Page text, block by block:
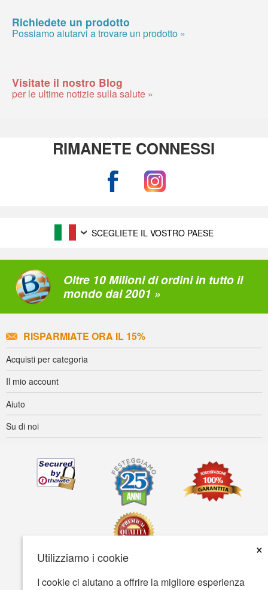
Utilizziamo i cookie
×
I cookie ci aiutano a offrire la migliore esperienza
Richiedete un prodotto
Possiamo aiutarvi a trovare un prodotto »
Visitate il nostro Blog
per le ultime notizie sulla salute »
RIMANETE CONNESSI
SCEGLIETE IL VOSTRO PAESE
Oltre 10 Milioni di ordini in tutto il
mondo dal 2001 »
RISPARMIATE ORA IL 15%
Acquisti per categoria
Il mio account
Aiuto
Su di noi
Accessibilità Termini d'uso Tutela della privacy